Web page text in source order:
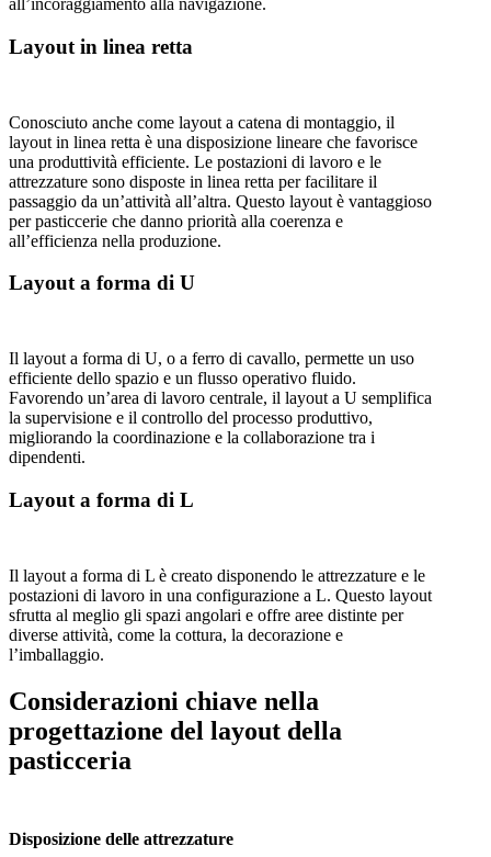
all’incoraggiamento alla navigazione.
Layout in linea retta
Conosciuto anche come layout a catena di montaggio, il
layout in linea retta è una disposizione lineare che favorisce
una produttività efficiente. Le postazioni di lavoro e le
attrezzature sono disposte in linea retta per facilitare il
passaggio da un’attività all’altra. Questo layout è vantaggioso
per pasticcerie che danno priorità alla coerenza e
all’efficienza nella produzione.
Layout a forma di U
Il layout a forma di U, o a ferro di cavallo, permette un uso
efficiente dello spazio e un flusso operativo fluido.
Favorendo un’area di lavoro centrale, il layout a U semplifica
la supervisione e il controllo del processo produttivo,
migliorando la coordinazione e la collaborazione tra i
dipendenti.
Layout a forma di L
Il layout a forma di L è creato disponendo le attrezzature e le
postazioni di lavoro in una configurazione a L. Questo layout
sfrutta al meglio gli spazi angolari e offre aree distinte per
diverse attività, come la cottura, la decorazione e
l’imballaggio.
Considerazioni chiave nella
progettazione del layout della
pasticceria
Disposizione delle attrezzature